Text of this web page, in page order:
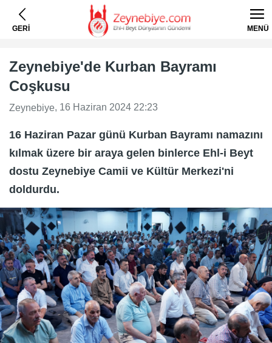
GERİ MENÜ
Zeynebiye'de Kurban Bayramı
Coşkusu
Zeynebiye, 16 Haziran 2024 22:23
16 Haziran Pazar günü Kurban Bayramı namazını
kılmak üzere bir araya gelen binlerce Ehl-i Beyt
dostu Zeynebiye Camii ve Kültür Merkezi'ni
doldurdu.